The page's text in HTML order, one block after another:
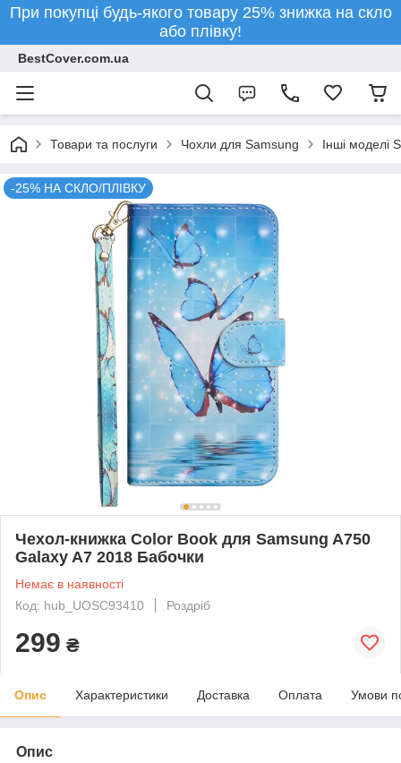
При покупці будь-якого товару 25% знижка на скло
або плівку!
BestCover.com.ua
Товари та послуги Чохли для Samsung Інші моделі
-25% НА СКЛО/ПЛІВКУ
Чехол-книжка Color Book для Samsung A750
Galaxy A7 2018 Бабочки
Немає в наявності
Код: hub_UOSC93410
Роздріб
299 ₴
Опис Характеристики Доставка Оплата Умови
Опис